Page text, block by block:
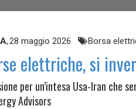
,28 maggio 2026 Borsa
elettriche, si
per un’intesa Usa-Iran che
Advisors